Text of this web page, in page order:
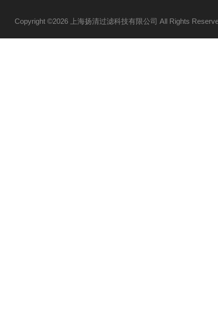
Copyright ©2026 上海扬清过滤科技有限公司 All Rights